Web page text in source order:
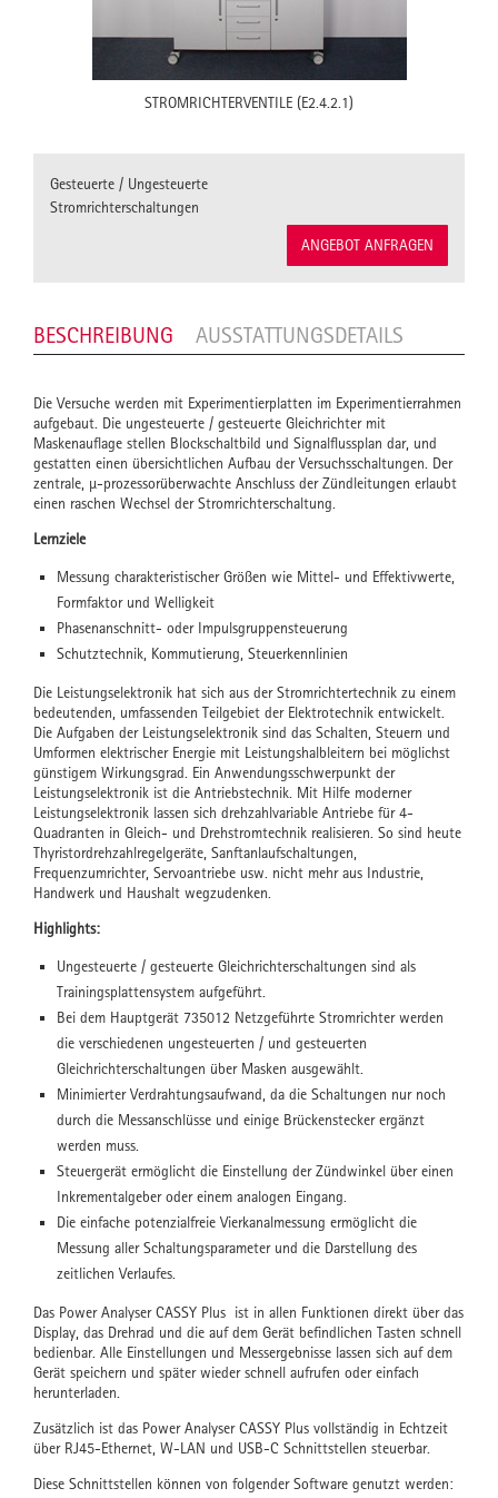
STROMRICHTERVENTILE (E2.4.2.1)
Gesteuerte / Ungesteuerte
Stromrichterschaltungen
ANGEBOT ANFRAGEN
BESCHREIBUNG AUSSTATTUNGSDETAILS
Die Versuche werden mit Experimentierplatten im Experimentierrahmen
aufgebaut. Die ungesteuerte / gesteuerte Gleichrichter mit
Maskenauflage stellen Blockschaltbild und Signalflussplan dar, und
gestatten einen übersichtlichen Aufbau der Versuchsschaltungen. Der
zentrale, µ-prozessorüberwachte Anschluss der Zündleitungen erlaubt
einen raschen Wechsel der Stromrichterschaltung.
Lernziele
Messung charakteristischer Größen wie Mittel- und Effektivwerte,
Formfaktor und Welligkeit
Phasenanschnitt- oder Impulsgruppensteuerung
Schutztechnik, Kommutierung, Steuerkennlinien
Die Leistungselektronik hat sich aus der Stromrichtertechnik zu einem
bedeutenden, umfassenden Teilgebiet der Elektrotechnik entwickelt.
Die Aufgaben der Leistungselektronik sind das Schalten, Steuern und
Umformen elektrischer Energie mit Leistungshalbleitern bei möglichst
günstigem Wirkungsgrad. Ein Anwendungsschwerpunkt der
Leistungselektronik ist die Antriebstechnik. Mit Hilfe moderner
Leistungselektronik lassen sich drehzahlvariable Antriebe für 4-
Quadranten in Gleich- und Drehstromtechnik realisieren. So sind heute
Thyristordrehzahlregelgeräte, Sanftanlaufschaltungen,
Frequenzumrichter, Servoantriebe usw. nicht mehr aus Industrie,
Handwerk und Haushalt wegzudenken.
Highlights:
Ungesteuerte / gesteuerte Gleichrichterschaltungen sind als
Trainingsplattensystem aufgeführt.
Bei dem Hauptgerät 735012 Netzgeführte Stromrichter werden
die verschiedenen ungesteuerten / und gesteuerten
Gleichrichterschaltungen über Masken ausgewählt.
Minimierter Verdrahtungsaufwand, da die Schaltungen nur noch
durch die Messanschlüsse und einige Brückenstecker ergänzt
werden muss.
Steuergerät ermöglicht die Einstellung der Zündwinkel über einen
Inkrementalgeber oder einem analogen Eingang.
Die einfache potenzialfreie Vierkanalmessung ermöglicht die
Messung aller Schaltungsparameter und die Darstellung des
zeitlichen Verlaufes.
Das Power Analyser CASSY Plus ist in allen Funktionen direkt über das
Display, das Drehrad und die auf dem Gerät befindlichen Tasten schnell
bedienbar. Alle Einstellungen und Messergebnisse lassen sich auf dem
Gerät speichern und später wieder schnell aufrufen oder einfach
herunterladen.
Zusätzlich ist das Power Analyser CASSY Plus vollständig in Echtzeit
über RJ45-Ethernet, W-LAN und USB-C Schnittstellen steuerbar.
Diese Schnittstellen können von folgender Software genutzt werden: